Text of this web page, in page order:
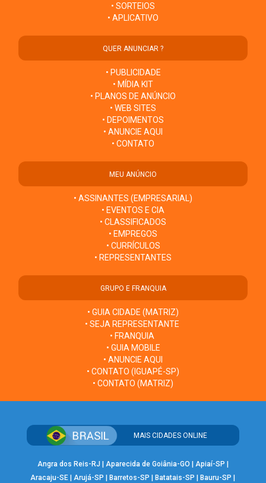
• SORTEIOS
• APLICATIVO
QUER ANUNCIAR ?
• PUBLICIDADE
• MÍDIA KIT
• PLANOS DE ANÚNCIO
• WEB SITES
• DEPOIMENTOS
• ANUNCIE AQUI
• CONTATO
MEU ANÚNCIO
• ASSINANTES (EMPRESARIAL)
• EVENTOS E CIA
• CLASSIFICADOS
• EMPREGOS
• CURRÍCULOS
• REPRESENTANTES
GRUPO E FRANQUIA
• GUIA CIDADE (MATRIZ)
• SEJA REPRESENTANTE
• FRANQUIA
• GUIA MOBILE
• ANUNCIE AQUI
• CONTATO (IGUAPÉ-SP)
• CONTATO (MATRIZ)
MAIS CIDADES ONLINE
Angra dos Reis-RJ Aparecida de Goiânia-GO Apiaí-SP
Aracaju-SE |Arujá-SP Barretos-SP Batatais-SP Bauru-SP